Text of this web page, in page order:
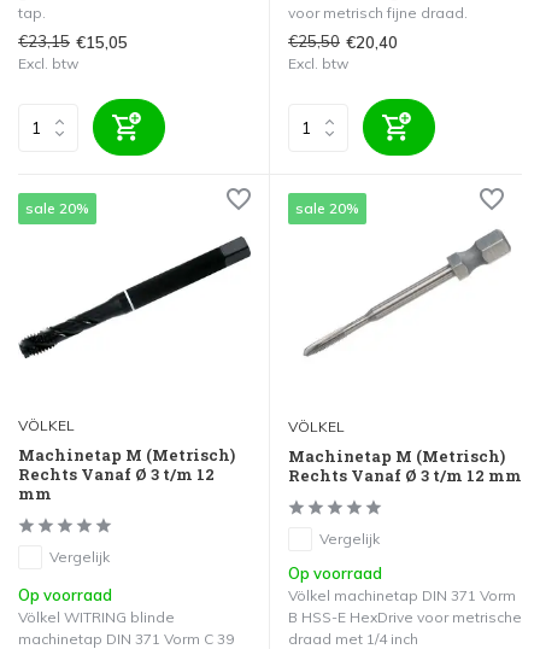
tap.
€23,15 €15,05
Excl. btw
voor metrisch fijne draad.
€25,50 €20,40
Excl. btw
sale 20%
VÖLKEL
Machinetap M (Metrisch)
Rechts Vanaf Ø 3 t/m 12
mm
Vergelijk
Op voorraad
Völkel WITRING blinde
machinetap DIN 371 Vorm C 39
sale 20%
VÖLKEL
Machinetap M (Metrisch)
Rechts Vanaf Ø 3 t/m 12 mm
Vergelijk
Op voorraad
Völkel machinetap DIN 371 Vorm
B HSS-E HexDrive voor metrische
draad met 1/4 inch